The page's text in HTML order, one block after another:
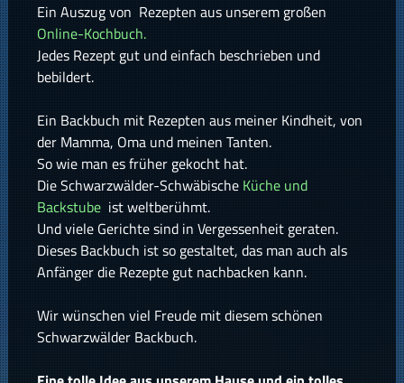
Ein Auszug von Rezepten aus unserem großen
Online-Kochbuch.
Jedes Rezept gut und einfach beschrieben und
bebildert.
Ein Backbuch mit Rezepten aus meiner Kindheit, von
der Mamma, Oma und meinen Tanten.
So wie man es früher gekocht hat.
Die Schwarzwälder-Schwäbische Küche und
Backstube ist weltberühmt.
Und viele Gerichte sind in Vergessenheit geraten.
Dieses Backbuch ist so gestaltet, das man auch als
Anfänger die Rezepte gut nachbacken kann.
Wir wünschen viel Freude mit diesem schönen
Schwarzwälder Backbuch.